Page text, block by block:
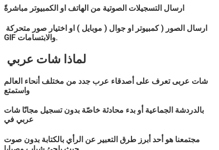
ارسال التسجيلات الصوتية من الهاتف او الكمبيوتر مباشرةً
GIF والابتسامات.
لماذا شات عربي
شات عربى تعرف على أصدقاء عرب جدد من مختلف أنحاء العالم
واستمتع
بالدردشة الجماعية أو بدء محادثة خاصّة بدون تسجيل مجانًا شات
عربي في
مجتمعنا هو أحد أبرز طرق التعبير عن الرأي بالكتابة بدون صوت